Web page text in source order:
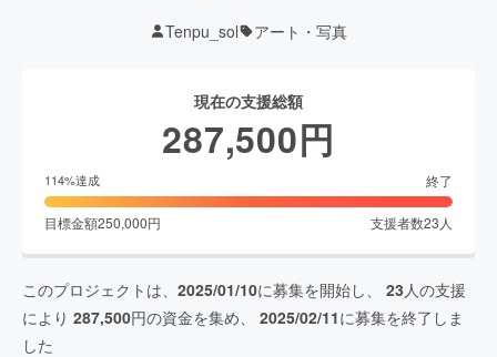
Tenpu_sol アート・写真
現在の支援総額
287,500円
114%達成 終了
目標金額250,000円 支援者数23 人
このプロジェクトは、 2025/01/10に募集を開始し、 23 人の支援
により 287,500円の資金を集め、 2025/02/11に募集を終了しま
した